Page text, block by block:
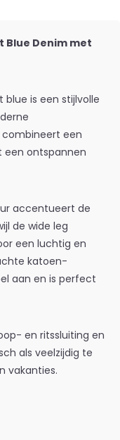
Blue Denim met
blue is een stijlvolle
combineert een
een ontspannen
accentueert de
de wide leg
een luchtig en
katoen-
aan en is perfect
en ritssluiting en
als veelzijdig te
vakanties.